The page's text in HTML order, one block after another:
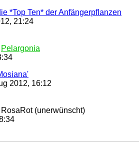
*Top Ten* der Anfängerpflanzen
21:24
Pelargonia
2012, 16:12
RosaRot (unerwünscht)